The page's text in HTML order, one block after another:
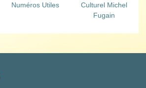
Numéros Utiles
Culturel Michel
Fugain